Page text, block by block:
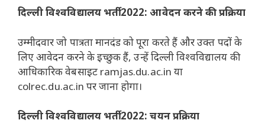
दिल्ली विश्वविद्यालय भर्ती 2022: आवेदन करने की प्रक्रिया
उम्मीदवार जो पात्रता मानदंड को पूरा करते हैं और उक्त पदों के
लिए आवेदन करने के इच्छुक हैं, उन्हें दिल्ली विश्वविद्यालय की
आधिकारिक वेबसाइट ramjas.du.ac.in या
colrec.du.ac.in पर जाना होगा।
दिल्ली विश्वविद्यालय भर्ती 2022: चयन प्रक्रिया